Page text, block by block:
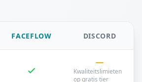
FACEFLOW DISCORD
Kwaliteitslimieten
op gratis tier